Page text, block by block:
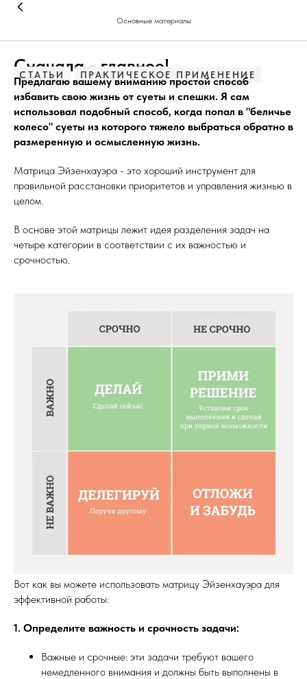
Основные материалы
Сначала - главное!
СТАТЬИ ПРАКТИЧЕСКОЕ ПРИМЕНЕНИЕ
Предлагаю вашему вниманию простой способ
избавить свою жизнь от суеты и спешки. Я сам
использовал подобный способ, когда попал в "беличье
колесо" суеты из которого тяжело выбраться обратно в
размеренную и осмысленную жизнь.
Матрица Эйзенхауэра - это хороший инструмент для
правильной расстановки приоритетов и управления жизнью в
целом.
В основе этой матрицы лежит идея разделения задач на
четыре категории в соответствии с их важностью и
срочностью.
Вот как вы можете использовать матрицу Эйзенхауэра для
эффективной работы:
1. Определите важность и срочность задачи:
Важные и срочные: эти задачи требуют вашего
немедленного внимания и должны быть выполнены в